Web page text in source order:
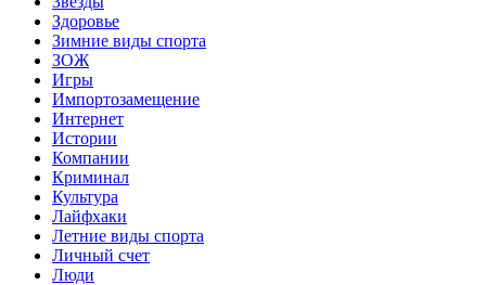
Здоровье
Зимние виды спорта
ЗОЖ
Игры
Импортозамещение
Интернет
Истории
Компании
Криминал
Культура
Лайфхаки
Летние виды спорта
Личный счет
Люди